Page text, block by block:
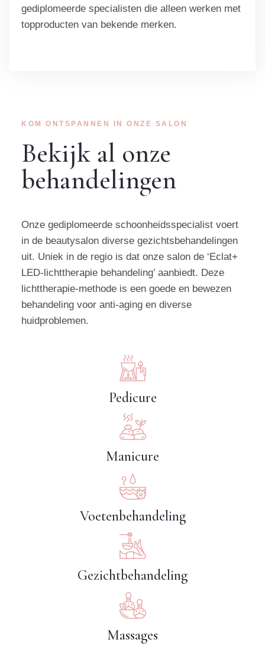
gediplomeerde specialisten die alleen werken met
topproducten van bekende merken.
KOM ONTSPANNEN IN ONZE SALON
Bekijk al onze
behandelingen
Onze gediplomeerde schoonheidsspecialist voert
in de beautysalon diverse gezichtsbehandelingen
uit. Uniek in de regio is dat onze salon de ‘Eclat+
LED-lichttherapie behandeling’ aanbiedt. Deze
lichttherapie-methode is een goede en bewezen
behandeling voor anti-aging en diverse
huidproblemen.
Pedicure
Manicure
Voetenbehandeling
Gezichtbehandeling
Massages